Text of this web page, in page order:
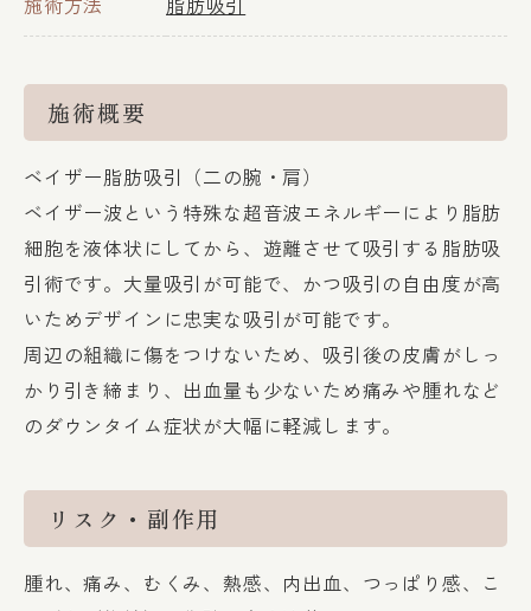
施術概要
ベイザー脂肪吸引（二の腕・肩）
ベイザー波という特殊な超音波エネルギーにより脂肪
細胞を液体状にしてから、遊離させて吸引する脂肪吸
引術です。大量吸引が可能で、かつ吸引の自由度が高
いためデザインに忠実な吸引が可能です。
周辺の組織に傷をつけないため、吸引後の皮膚がしっ
かり引き締まり、出血量も少ないため痛みや腫れなど
のダウンタイム症状が大幅に軽減します。
リスク・副作用
腫れ、痛み、むくみ、熱感、内出血、つっぱり感、こ